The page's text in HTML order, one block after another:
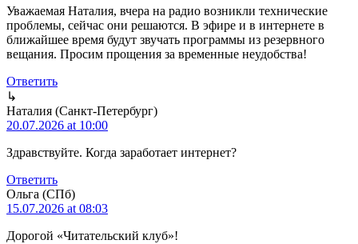
Уважаемая Наталия, вчера на радио возникли технические
проблемы, сейчас они решаются. В эфире и в интернете в
ближайшее время будут звучать программы из резервного
вещания. Просим прощения за временные неудобства!
Ответить
↳
Наталия (Санкт-Петербург)
20.07.2026 at 10:00
Здравствуйте. Когда заработает интернет?
Ответить
Ольга (СПб)
15.07.2026 at 08:03
Дорогой «Читательский клуб»!